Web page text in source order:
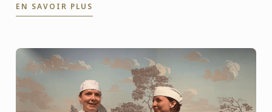
savoir-faire de ...
EN SAVOIR PLUS